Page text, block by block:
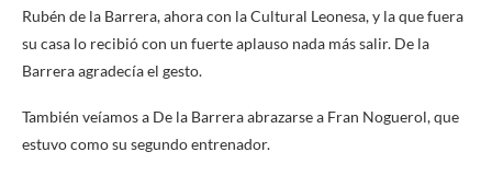
Rubén de la Barrera, ahora con la Cultural Leonesa, y la que fuera
su casa lo recibió con un fuerte aplauso nada más salir. De la
Barrera agradecía el gesto.
También veíamos a De la Barrera abrazarse a Fran Noguerol, que
estuvo como su segundo entrenador.